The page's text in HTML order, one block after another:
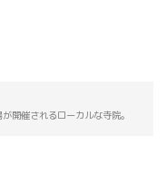
開催されるローカルな寺院。